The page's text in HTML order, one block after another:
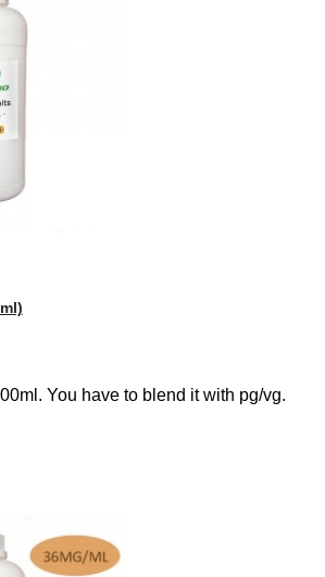
You have to blend it with pg/vg.